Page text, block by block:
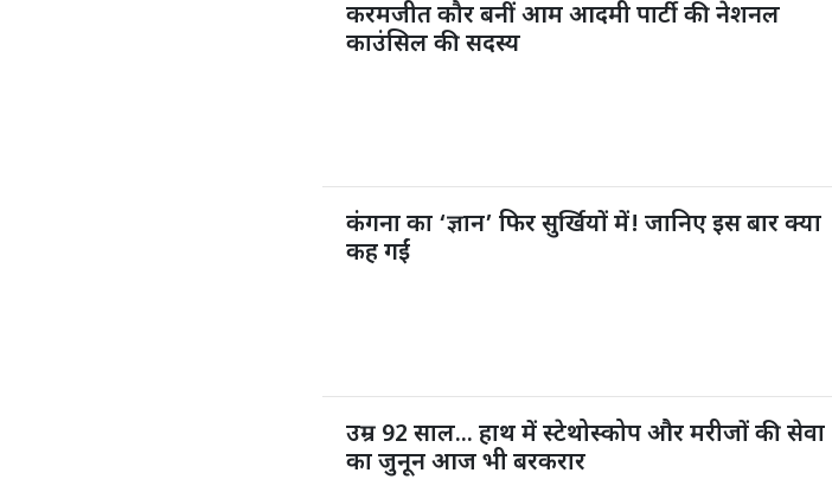
करमजीत कौर बनीं आम आदमी पार्टी की नेशनल
काउंसिल की सदस्य
कंगना का ‘ज्ञान’ फिर सुर्खियों में! जानिए इस बार क्या
कह गईं
उम्र 92 साल... हाथ में स्टेथोस्कोप और मरीजों की सेवा
का जुनून आज भी बरकरार